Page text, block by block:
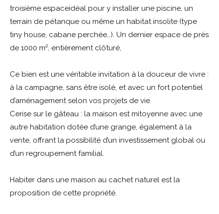
troisième espaceidéal pour y installer une piscine, un
terrain de pétanque ou même un habitat insolite (type
tiny house, cabane perchée…). Un dernier espace de près
de 1000 m², entièrement clôturé,
Ce bien est une véritable invitation à la douceur de vivre :
à la campagne, sans être isolé, et avec un fort potentiel
d’aménagement selon vos projets de vie.
Cerise sur le gâteau : la maison est mitoyenne avec une
autre habitation dotée d’une grange, également à la
vente, offrant la possibilité d’un investissement global ou
d’un regroupement familial.
Habiter dans une maison au cachet naturel est la
proposition de cette propriété.